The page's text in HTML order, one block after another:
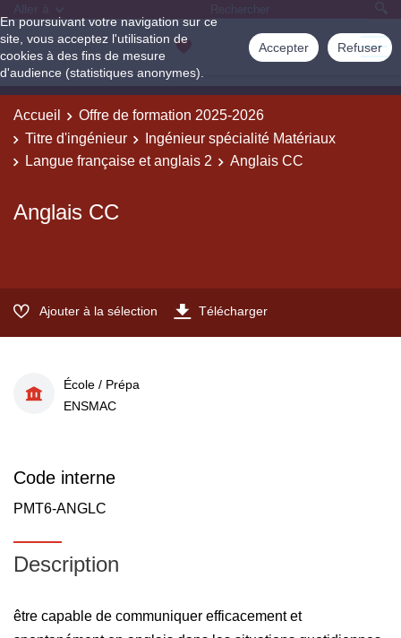
En poursuivant votre navigation sur ce
site, vous acceptez l'utilisation de
cookies à des fins de mesure
d'audience (statistiques anonymes).
Accepter Refuser
Accueil
Offre de formation 2025-2026
Titre d'ingénieur
Ingénieur spécialité Matériaux
Langue française et anglais 2
Anglais CC
Anglais CC
Ajouter à la sélection Télécharger
École / Prépa
ENSMAC
Code interne
PMT6-ANGLC
Description
être capable de communiquer efficacement et